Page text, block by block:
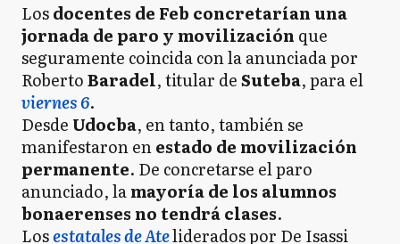
Losdocentes de Feb concretarían una
jornada de paro y movilización que
seguramente coincida con la anunciada por
RobertoBaradel, titular deSuteba, para el
viernes 6.
Desde Udocba, en tanto, también se
manifestaron enestado de movilización
permanente. De concretarse el paro
anunciado, lamayoría de los alumnos
bonaerenses no tendrá clases.
Losestatales de Ateliderados por De Isassi